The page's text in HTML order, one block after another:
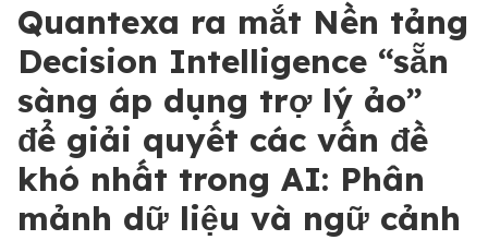
Quantexa ra mắt Nền tảng
Decision Intelligence “sẵn
sàng áp dụng trợ lý ảo”
để giải quyết các vấn đề
khó nhất trong AI: Phân
mảnh dữ liệu và ngữ cảnh